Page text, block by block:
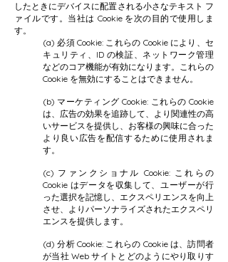
したときにデバイスに配置される小さなテキスト フ
ァイルです。当社は Cookie を次の目的で使用しま
す。
(a) 必須 Cookie: これらの Cookie により、セ
キュリティ、ID の検証、ネットワーク管理
などのコア機能が有効になります。これらの
Cookie を無効にすることはできません。
(b) マーケティング Cookie: これらの Cookie
は、広告の効果を追跡して、より関連性の高
いサービスを提供し、お客様の興味に合った
より良い広告を配信するために使用されま
す。
(c) ファンクショナル Cookie: これらの
Cookie はデータを収集して、ユーザーが行
った選択を記憶し、エクスペリエンスを向上
させ、よりパーソナライズされたエクスペリ
エンスを提供します。
(d)分析 Cookie: これらの Cookie は、訪問者
が当社 Web サイトとどのようにやり取りす